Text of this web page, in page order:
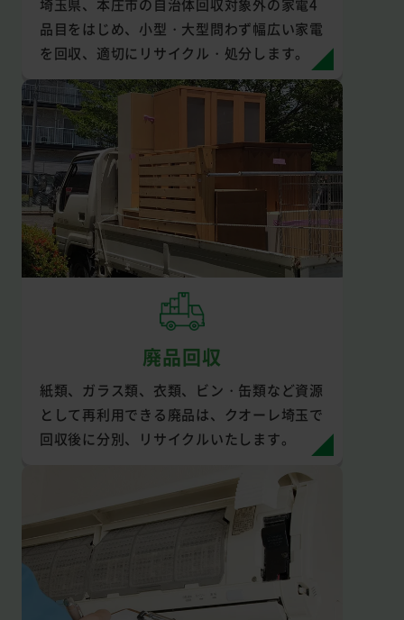
埼玉県、本庄市の自治体回収対象外の家電4
品目をはじめ、小型・大型問わず幅広い家電
を回収、適切にリサイクル・処分します。
廃品回収
紙類、ガラス類、衣類、ビン・缶類など資源
として再利用できる廃品は、クオーレ埼玉で
回収後に分別、リサイクルいたします。